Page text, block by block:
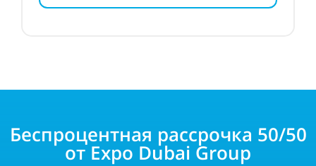
Беспроцентная рассрочка 50/50
от Expo Dubai Group